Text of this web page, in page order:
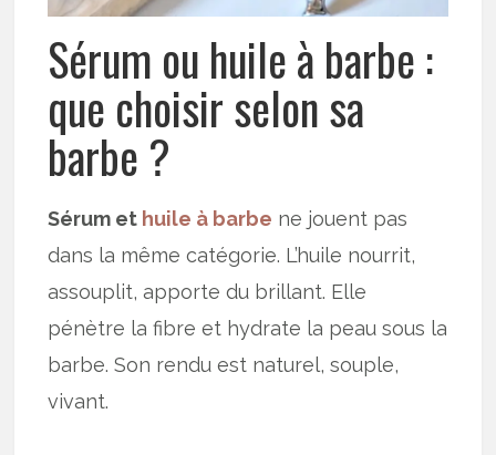
Sérum ou huile à barbe :
que choisir selon sa
barbe ?
Sérum et huile à barbe ne jouent pas
dans la même catégorie. L’huile nourrit,
assouplit, apporte du brillant. Elle
pénètre la fibre et hydrate la peau sous la
barbe. Son rendu est naturel, souple,
vivant.